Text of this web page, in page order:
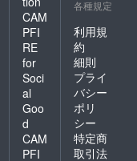
ターン
を同時
に支援
購入く
ださい
上乗せ
支援も
大歓迎
です ■
注意点
Peeba
FESの
チケッ
トは付
帯して
ません
定） ・
本 ：
中綴じ
製本 ※
内容や
装丁は
一部変
更にな
る可能
性もあ
大歓迎
です ・
応援コ
メント
も励み
になり
メント
になり
ます
を同時
購入く
ださい
CAM
PFI
RE
for
Soci
al
Goo
d
CAM
PFI
各種規定
利用規
約
細則
プライ
バシー
ポリ
シー
特定商
取引法